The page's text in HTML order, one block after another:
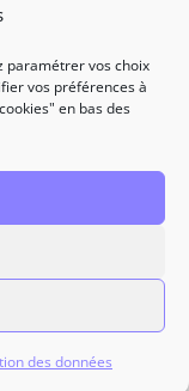
paramétrer vos choix
vos préférences à
en bas des
des données
réservés.